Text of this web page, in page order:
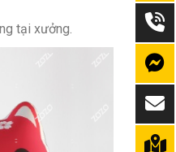
tại xưởng.